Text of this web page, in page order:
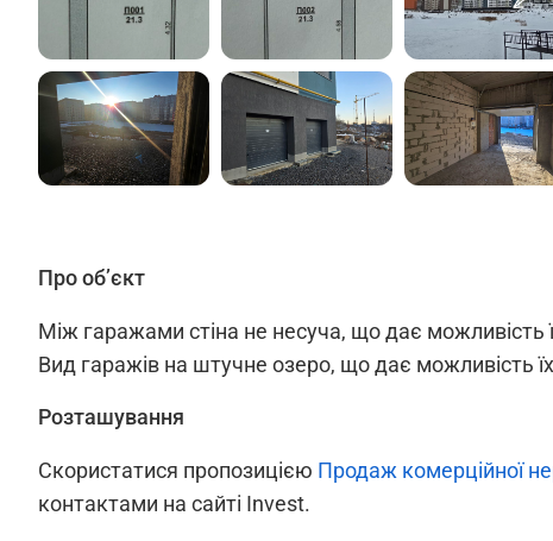
Про об’єкт
Між гаражами стіна не несуча, що дає можливість
Вид гаражів на штучне озеро, що дає можливість
Розташування
Скористатися пропозицією Продаж комерційної
контактами на сайті Invest.